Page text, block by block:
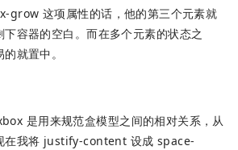
grow 这项属性的话，他的第三个元素就
容器的空白。而在多个元素的状态之
就置中。
是用来规范盒模型之间的相对关系，从
在我将 justify-content 设成 space-